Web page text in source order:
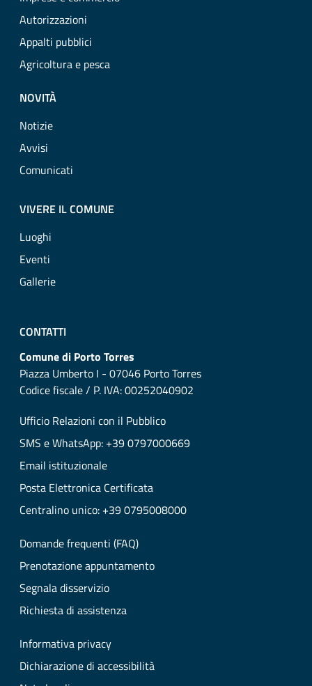
Autorizzazioni
Appalti pubblici
Agricoltura e pesca
NOVITÀ
Notizie
Avvisi
Comunicati
VIVERE IL COMUNE
Luoghi
Eventi
Gallerie
CONTATTI
Comune di Porto Torres
Piazza Umberto I - 07046 Porto Torres
Codice fiscale / P. IVA: 00252040902
Ufficio Relazioni con il Pubblico
SMS e WhatsApp: +39 0797000669
Email istituzionale
Posta Elettronica Certificata
Centralino unico: +39 0795008000
Domande frequenti (FAQ)
Prenotazione appuntamento
Segnala disservizio
Richiesta di assistenza
Informativa privacy
Dichiarazione di accessibilità